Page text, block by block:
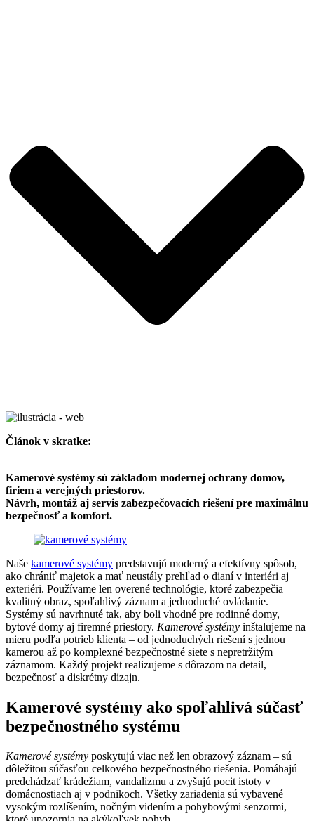
Článok v skratke:
Kamerové systémy sú základom modernej ochrany domov,
firiem a verejných priestorov.
Návrh, montáž aj servis zabezpečovacích riešení pre maximálnu
bezpečnosť a komfort.
Naše kamerové systémy predstavujú moderný a efektívny spôsob,
ako chrániť majetok a mať neustály prehľad o dianí v interiéri aj
exteriéri. Používame len overené technológie, ktoré zabezpečia
kvalitný obraz, spoľahlivý záznam a jednoduché ovládanie.
Systémy sú navrhnuté tak, aby boli vhodné pre rodinné domy,
bytové domy aj firemné priestory. Kamerové systémy inštalujeme na
mieru podľa potrieb klienta – od jednoduchých riešení s jednou
kamerou až po komplexné bezpečnostné siete s nepretržitým
záznamom. Každý projekt realizujeme s dôrazom na detail,
bezpečnosť a diskrétny dizajn.
Kamerové systémy ako spoľahlivá súčasť
bezpečnostného systému
Kamerové systémy poskytujú viac než len obrazový záznam – sú
dôležitou súčasťou celkového bezpečnostného riešenia. Pomáhajú
predchádzať krádežiam, vandalizmu a zvyšujú pocit istoty v
domácnostiach aj v podnikoch. Všetky zariadenia sú vybavené
vysokým rozlíšením, nočným videním a pohybovými senzormi,